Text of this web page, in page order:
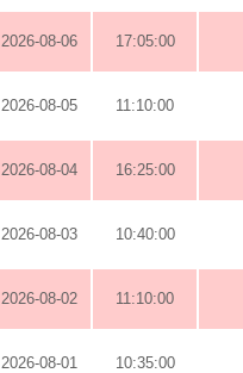
2026-08-06 17:05:00
2026-08-05 11:10:00
2026-08-04 16:25:00
2026-08-03 10:40:00
2026-08-02 11:10:00
2026-08-01 10:35:00